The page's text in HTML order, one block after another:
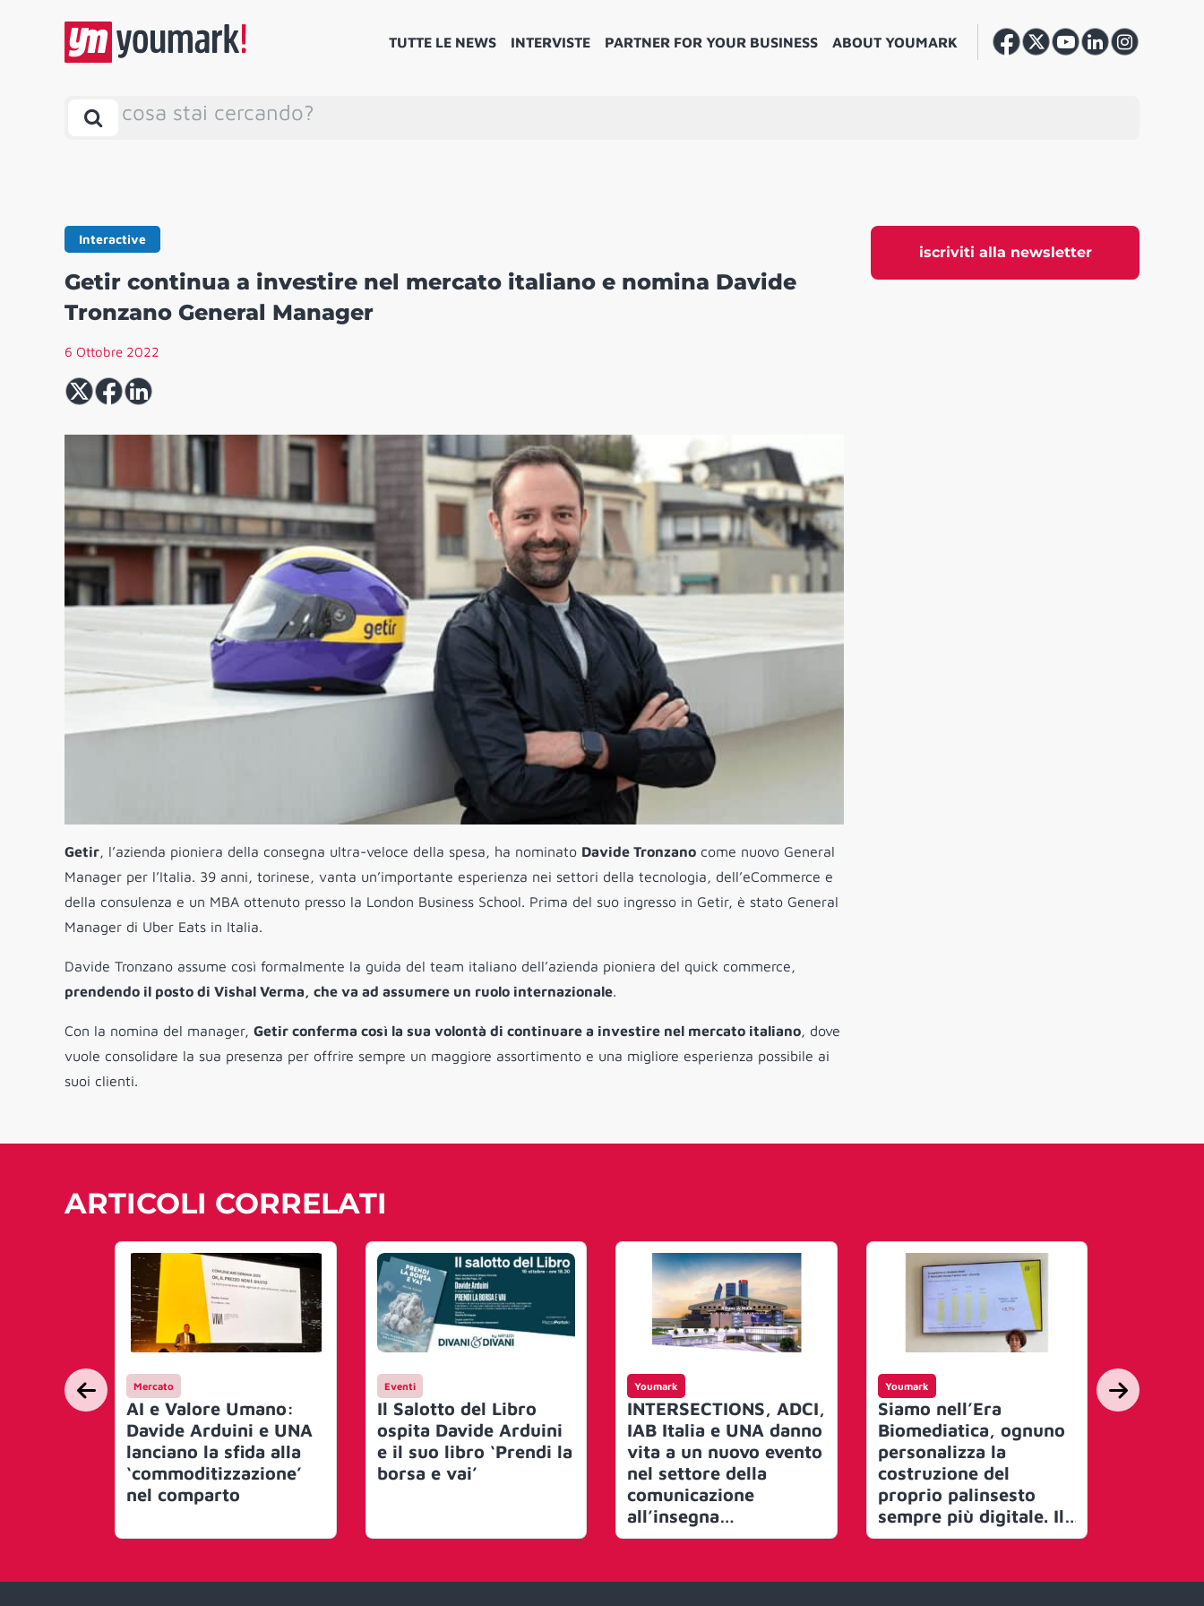
TUTTE LE NEWS INTERVISTE PARTNER FOR YOUR BUSINESS ABOUT YOUMARK
cosa stai cercando?
iscriviti alla newsletter
Interactive
Getir continua a investire nel mercato italiano e nomina Davide
Tronzano General Manager
6 Ottobre 2022
Getir, l’azienda pioniera della consegna ultra-veloce della spesa, ha nominato Davide Tronzano come nuovo General
Manager per l’Italia. 39 anni, torinese, vanta un’importante esperienza nei settori della tecnologia, dell’eCommerce e
della consulenza e un MBA ottenuto presso la London Business School. Prima del suo ingresso in Getir, è stato General
Manager di Uber Eats in Italia.
Davide Tronzano assume così formalmente la guida del team italiano dell’azienda pioniera del quick commerce,
prendendo il posto di Vishal Verma, che va ad assumere un ruolo internazionale.
Con la nomina del manager, Getir conferma così la sua volontà di continuare a investire nel mercato italiano, dove
vuole consolidare la sua presenza per offrire sempre un maggiore assortimento e una migliore esperienza possibile ai
suoi clienti.
ARTICOLI CORRELATI
Mercato
AI e Valore Umano:
Davide Arduini e UNA
lanciano la sfida alla
‘commoditizzazione’
nel comparto
Eventi
Il Salotto del Libro
ospita Davide Arduini
e il suo libro ‘Prendi la
borsa e vai’
Youmark
INTERSECTIONS, ADCI,
IAB Italia e UNA danno
vita a un nuovo evento
nel settore della
comunicazione
all’insegna
dell’integrazione.
30 Ottobre all’Allianz
Youmark
Siamo nell’Era
Biomediatica, ognuno
personalizza la
costruzione del
proprio palinsesto
sempre più digitale. Il
Retail Media diventa il
investimenti, mentre
Art, Event &
Se ti